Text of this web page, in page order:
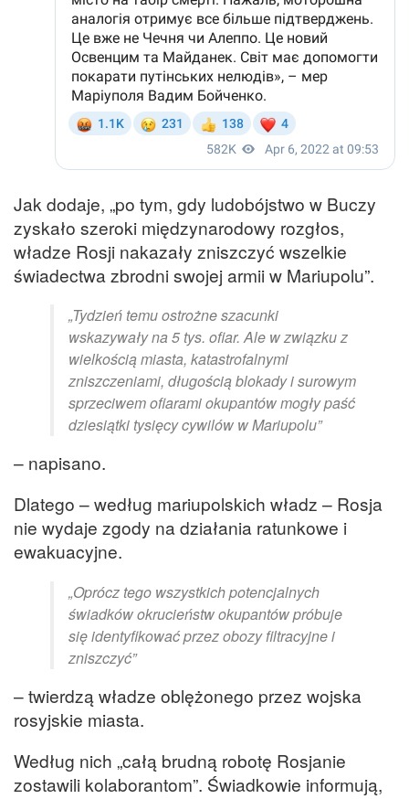
Jak dodaje, „po tym, gdy ludobójstwo w Buczy
zyskało szeroki międzynarodowy rozgłos,
władze Rosji nakazały zniszczyć wszelkie
świadectwa zbrodni swojej armii w Mariupolu”.
„Tydzień temu ostrożne szacunki
wskazywały na 5 tys. ofiar. Ale w związku z
wielkością miasta, katastrofalnymi
zniszczeniami, długością blokady i surowym
sprzeciwem ofiarami okupantów mogły paść
dziesiątki tysięcy cywilów w Mariupolu”
– napisano.
Dlatego – według mariupolskich władz – Rosja
nie wydaje zgody na działania ratunkowe i
ewakuacyjne.
„Oprócz tego wszystkich potencjalnych
świadków okrucieństw okupantów próbuje
się identyfikować przez obozy filtracyjne i
zniszczyć”
– twierdzą władze oblężonego przez wojska
rosyjskie miasta.
Według nich „całą brudną robotę Rosjanie
zostawili kolaborantom”. Świadkowie informują,